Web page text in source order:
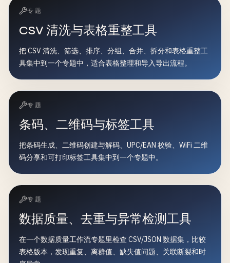
专题
CSV 清洗与表格重整工具
把 CSV 清洗、筛选、排序、分组、合并、拆分和表格重整工
具集中到一个专题中，适合表格整理和导入导出流程。
专题
条码、二维码与标签工具
把条码生成、二维码创建与解码、UPC/EAN 校验、WiFi 二维
码分享和可打印标签工具集中到一个专题中。
专题
数据质量、去重与异常检测工具
在一个数据质量工作流专题里检查 CSV/JSON 数据集，比较
表格版本，发现重复、离群值、缺失值问题、关联断裂和时